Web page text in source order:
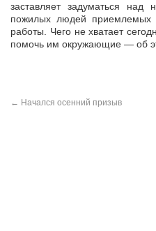
заставляет задуматься над
пожилых людей приемлемых
работы. Чего не хватает
помочь им окружающие — об
← Начался осенний призыв